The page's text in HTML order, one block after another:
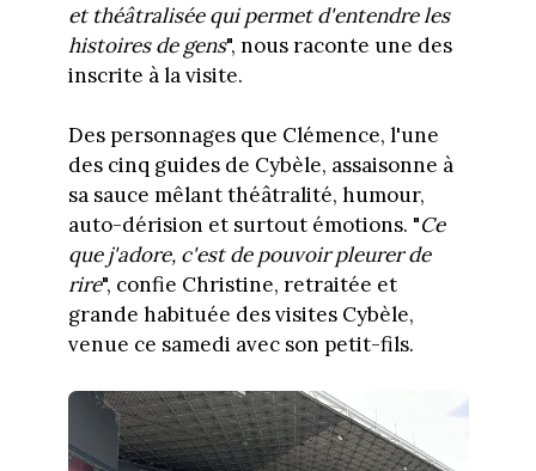
et théâtralisée qui permet d'entendre les
histoires de gens", nous raconte une des
inscrite à la visite.
Des personnages que Clémence, l'une
des cinq guides de Cybèle, assaisonne à
sa sauce mêlant théâtralité, humour,
auto-dérision et surtout émotions. "Ce
que j'adore, c'est de pouvoir pleurer de
rire", confie Christine, retraitée et
grande habituée des visites Cybèle,
venue ce samedi avec son petit-fils.